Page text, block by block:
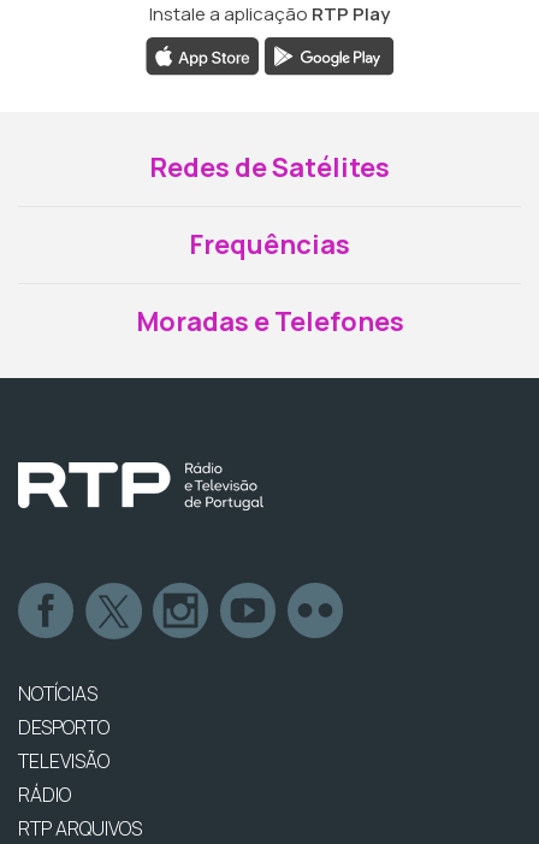
Instale a aplicação RTP Play
Redes de Satélites
Frequências
Moradas e Telefones
NOTÍCIAS
DESPORTO
TELEVISÃO
RÁDIO
RTP ARQUIVOS